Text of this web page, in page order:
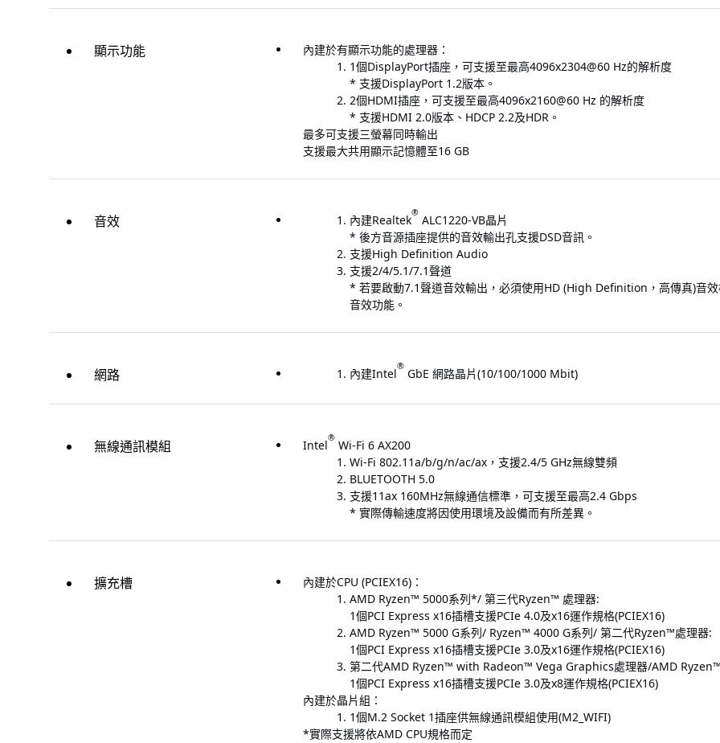
顯示功能
內建於有顯示功能的處理器：
1個DisplayPort插座，可支援至最高4096x2304@60 Hz的解析度
* 支援DisplayPort 1.2版本。
2個HDMI插座，可支援至最高4096x2160@60 Hz 的解析度
* 支援HDMI 2.0版本、HDCP 2.2及HDR。
最多可支援三螢幕同時輸出
支援最大共用顯示記憶體至16 GB
音效 內建Realtek® ALC1220-VB晶片
* 後方音源插座提供的音效輸出孔支援DSD音訊。
支援High Definition Audio
支援2/4/5.1/7.1聲道
* 若要啟動7.1聲道音效輸出，必須使用HD (High Definition，高傳真)音
音效功能。
網路 內建Intel® GbE 網路晶片(10/100/1000 Mbit)
無線通訊模組 Intel® Wi-Fi 6 AX200
Wi-Fi 802.11a/b/g/n/ac/ax，支援2.4/5 GHz無線雙頻
BLUETOOTH 5.0
支援11ax 160MHz無線通信標準，可支援至最高2.4 Gbps
* 實際傳輸速度將因使用環境及設備而有所差異。
擴充槽
內建於CPU (PCIEX16)：
AMD Ryzen™ 5000系列*/ 第三代Ryzen™ 處理器:
1個PCI Express x16插槽支援PCIe 4.0及x16運作規格(PCIEX16)
AMD Ryzen™ 5000 G系列/ Ryzen™ 4000 G系列/ 第二代Ryzen™處理器:
1個PCI Express x16插槽支援PCIe 3.0及x16運作規格(PCIEX16)
第二代AMD Ryzen™ with Radeon™ Vega Graphics處理器/AMD
1個PCI Express x16插槽支援PCIe 3.0及x8運作規格(PCIEX16)
內建於晶片組：
1個M.2 Socket 1插座供無線通訊模組使用(M2_WIFI)
*實際支援將依AMD CPU規格而定